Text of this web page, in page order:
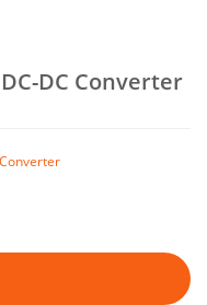
DC-DC Converter